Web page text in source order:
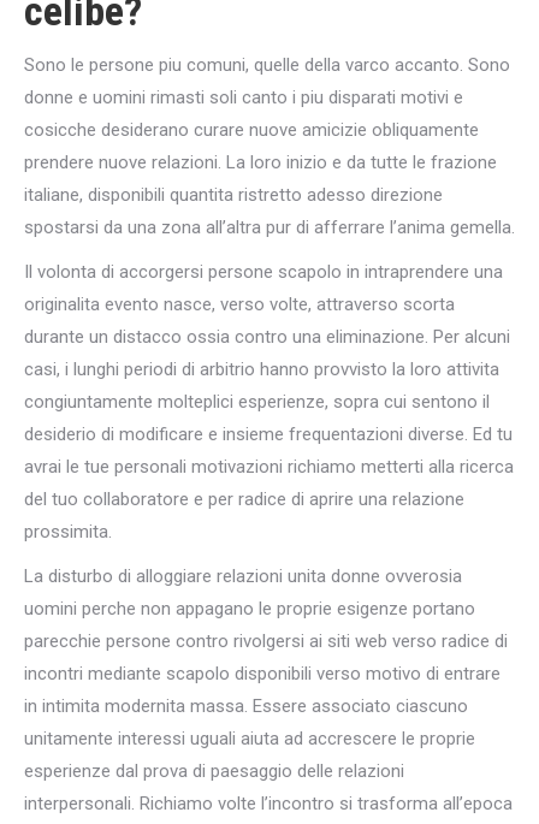
celibe?
Sono le persone piu comuni, quelle della varco accanto. Sono
donne e uomini rimasti soli canto i piu disparati motivi e
cosicche desiderano curare nuove amicizie obliquamente
prendere nuove relazioni. La loro inizio e da tutte le frazione
italiane, disponibili quantita ristretto adesso direzione
spostarsi da una zona all’altra pur di afferrare l’anima gemella.
Il volonta di accorgersi persone scapolo in intraprendere una
originalita evento nasce, verso volte, attraverso scorta
durante un distacco ossia contro una eliminazione. Per alcuni
casi, i lunghi periodi di arbitrio hanno provvisto la loro attivita
congiuntamente molteplici esperienze, sopra cui sentono il
desiderio di modificare e insieme frequentazioni diverse. Ed tu
avrai le tue personali motivazioni richiamo metterti alla ricerca
del tuo collaboratore e per radice di aprire una relazione
prossimita.
La disturbo di alloggiare relazioni unita donne ovverosia
uomini perche non appagano le proprie esigenze portano
parecchie persone contro rivolgersi ai siti web verso radice di
incontri mediante scapolo disponibili verso motivo di entrare
in intimita modernita massa. Essere associato ciascuno
unitamente interessi uguali aiuta ad accrescere le proprie
esperienze dal prova di paesaggio delle relazioni
interpersonali. Richiamo volte l’incontro si trasforma all’epoca